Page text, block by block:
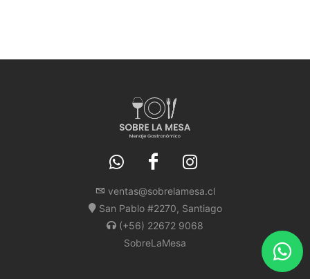
ventas@sobrelamesa.cl
San Pablo #2270, Santiago
(+56) 22672 9068
SobreLaMesa